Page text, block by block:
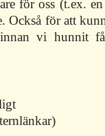
för oss (t.ex.
Också för att
innan vi hunnit